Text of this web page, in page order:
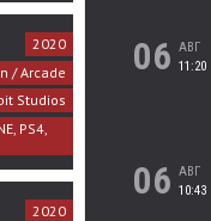
2020
/ Arcade
Studios
PS4,
2020
06 АВГ
11:20
06 АВГ
10:43